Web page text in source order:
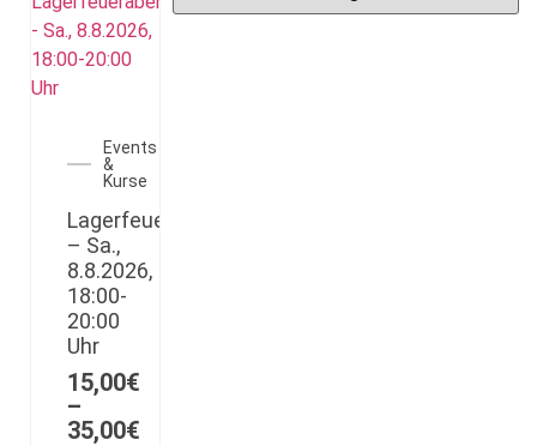
Events
&
Kurse
Lagerfeuerabend
– Sa.,
8.8.2026,
18:00-
20:00
Uhr
15,00€
–
35,00€